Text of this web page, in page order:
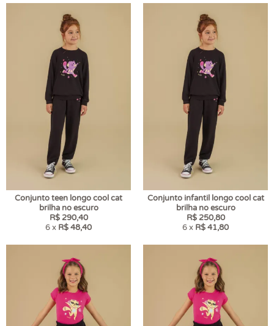
Conjunto teen longo cool cat
brilha no escuro
R$ 290,40
6 x R$ 48,40
Conjunto infantil longo cool cat
brilha no escuro
R$ 250,80
6 x R$ 41,80